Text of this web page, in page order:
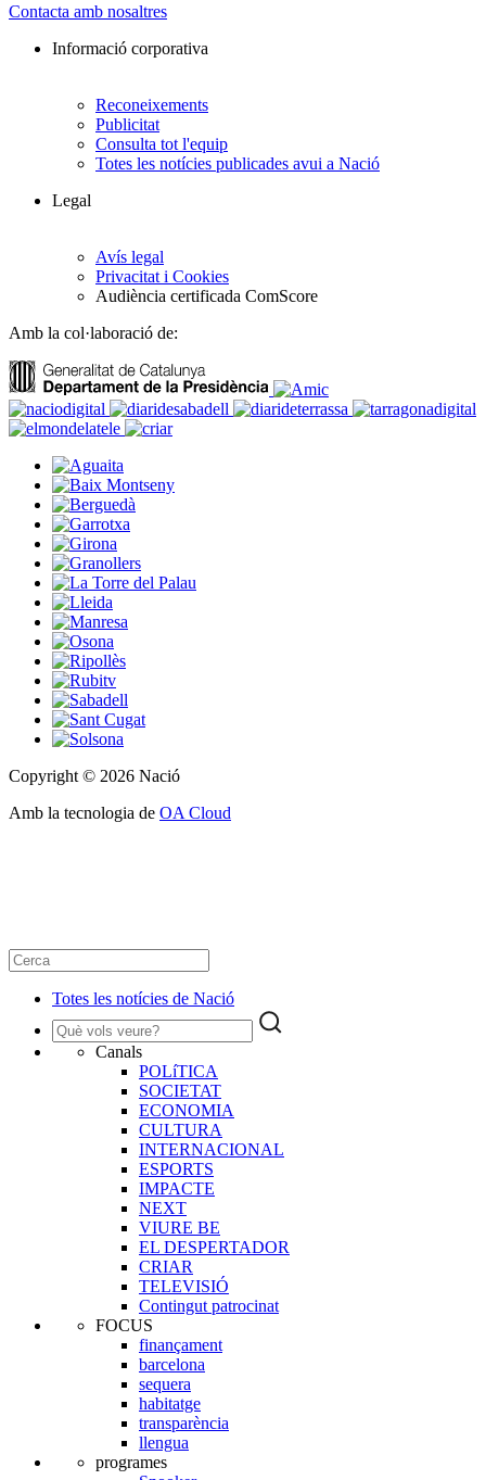
Contacta amb nosaltres
Informació corporativa
Reconeixements
Publicitat
Consulta tot l'equip
Totes les notícies publicades avui a Nació
Legal
Avís legal
Privacitat i Cookies
Audiència certificada ComScore
Amb la col·laboració de:
Copyright © 2026 Nació
Amb la tecnologia de OA Cloud
Totes les notícies de Nació
Canals
POLíTICA
SOCIETAT
ECONOMIA
CULTURA
INTERNACIONAL
ESPORTS
IMPACTE
NEXT
VIURE BE
EL DESPERTADOR
CRIAR
TELEVISIÓ
Contingut patrocinat
FOCUS
finançament
barcelona
sequera
habitatge
transparència
llengua
programes